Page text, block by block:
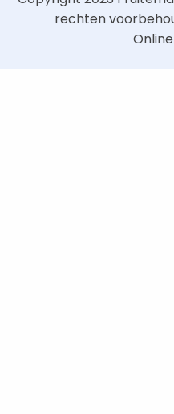
rechten